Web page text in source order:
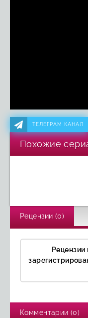
ТЕЛЕГРАМ КАНАЛ
Похожие
Король Талсы
Королева
Рецензии (0)
Рецензии
Комментарии (0)